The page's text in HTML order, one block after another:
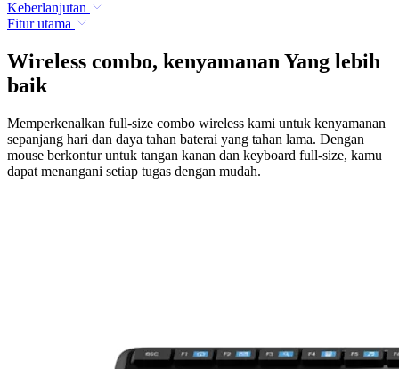
Keberlanjutan
Fitur utama
Wireless combo, kenyamanan Yang lebih
baik
Memperkenalkan full-size combo wireless kami untuk kenyamanan
sepanjang hari dan daya tahan baterai yang tahan lama. Dengan
mouse berkontur untuk tangan kanan dan keyboard full-size, kamu
dapat menangani setiap tugas dengan mudah.